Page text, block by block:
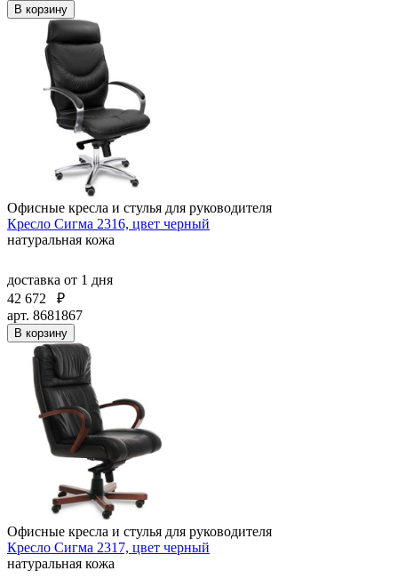
В корзину
Офисные кресла и стулья для руководителя
Кресло Сигма 2316, цвет черный
натуральная кожа
доставка от 1 дня
42 672
₽
арт. 8681867
В корзину
Офисные кресла и стулья для руководителя
Кресло Сигма 2317, цвет черный
натуральная кожа